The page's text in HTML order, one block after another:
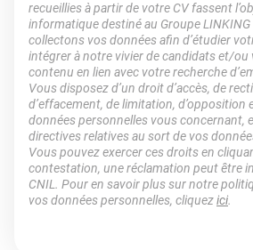
recueillies à partir de votre CV fassent
informatique destiné au Groupe LINKING
collectons vos données afin d’étudier
intégrer à notre vivier de candidats et/ou
contenu en lien avec votre recherche
Vous disposez d’un droit d’accès, de
d’effacement, de limitation, d’opposition
données personnelles vous concernant,
directives relatives au sort de vos
Vous pouvez exercer ces droits en
contestation, une réclamation peut être
CNIL. Pour en savoir plus sur notre
vos données personnelles, cliquezici.